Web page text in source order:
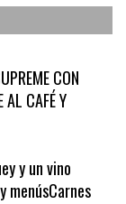
CON
AL CAFÉ Y
y un vino
menúsCarnes